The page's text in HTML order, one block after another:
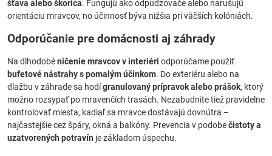
šťava alebo škorica. Fungujú ako odpudzovače alebo narušujú
orientáciu mravcov, no účinnosť býva nižšia pri väčších kolóniách.
Odporúčanie pre domácnosti aj záhrady
Na dlhodobéničenie mravcov v interiéri odporúčame použiť
bufetové nástrahy s pomalým účinkom. Do exteriéru alebo na
dlažbu v záhrade sa hodígranulovaný prípravok alebo prášok, ktorý
možno rozsypať po mravenčích trasách. Nezabudnite tiež pravidelne
kontrolovať miesta, kadiaľ sa mravce dostávajú dovnútra –
najčastejšie cez špáry, okná a balkóny. Prevencia v podobečistoty a
uzatvorených potravín je základom úspechu.